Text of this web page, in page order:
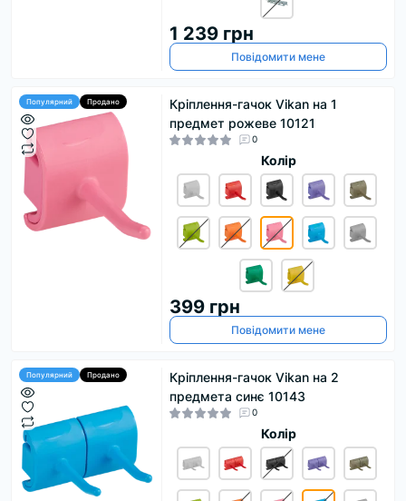
1 239 грн
Повідомити мене
Популярний Продано
Кріплення-гачок Vikan на 1
предмет рожеве 10121
0
Колір
399 грн
Повідомити мене
Популярний Продано
Кріплення-гачок Vikan на 2
предмета синє 10143
0
Колір